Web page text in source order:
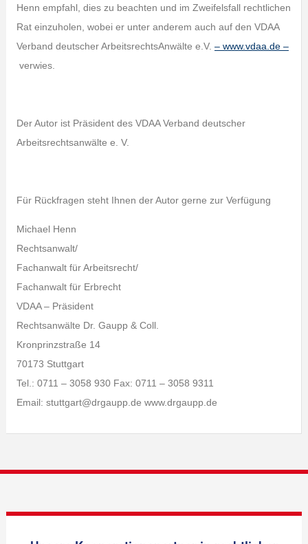
Henn empfahl, dies zu beachten und im Zweifelsfall rechtlichen
Rat einzuholen, wobei er unter anderem auch auf den VDAA
Verband deutscher ArbeitsrechtsAnwälte e.V. – www.vdaa.de –
verwies.
Der Autor ist Präsident des VDAA Verband deutscher
Arbeitsrechtsanwälte e. V.
Für Rückfragen steht Ihnen der Autor gerne zur Verfügung
Michael Henn
Rechtsanwalt/
Fachanwalt für Arbeitsrecht/
Fachanwalt für Erbrecht
VDAA – Präsident
Rechtsanwälte Dr. Gaupp & Coll.
Kronprinzstraße 14
70173 Stuttgart
Tel.: 0711 – 3058 930 Fax: 0711 – 3058 9311
Email: stuttgart@drgaupp.de www.drgaupp.de